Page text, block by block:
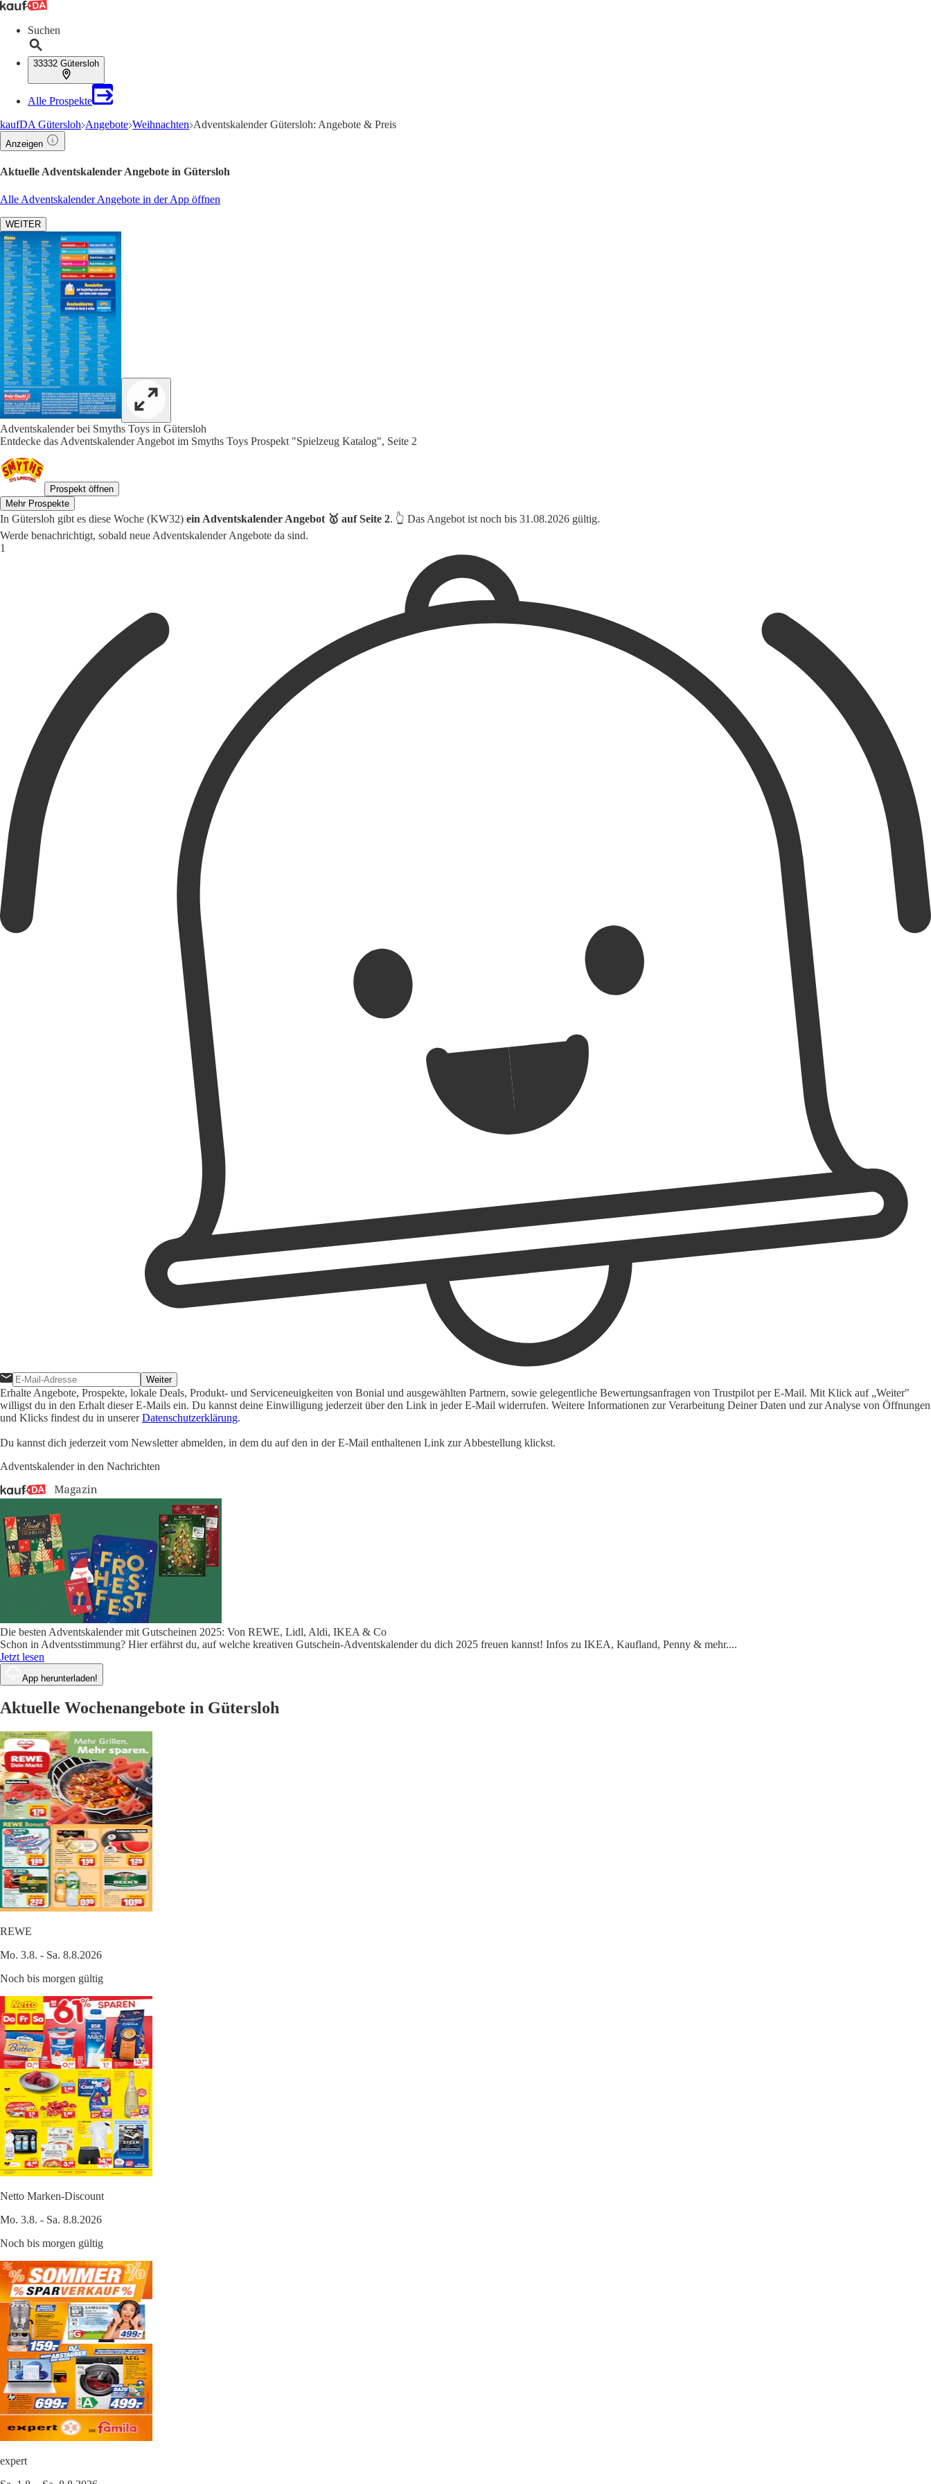
Suchen
33332 Gütersloh
Alle Prospekte
kaufDA Gütersloh Angebote Weihnachten Adventskalender Gütersloh: Angebote & Preis
Anzeigen
Aktuelle Adventskalender Angebote in Gütersloh
Alle Adventskalender Angebote in der App öffnen
WEITER
Adventskalender bei Smyths Toys in Gütersloh
Entdecke das Adventskalender Angebot im Smyths Toys Prospekt "Spielzeug Katalog", Seite 2
Prospekt öffnen
Mehr Prospekte
In Gütersloh gibt es diese Woche (KW32) ein Adventskalender Angebot 🥇 auf Seite 2. 👆 Das Angebot ist noch bis 31.08.2026 gültig.
Werde benachrichtigt, sobald neue Adventskalender Angebote da sind.
Weiter
Erhalte Angebote, Prospekte, lokale Deals, Produkt- und Serviceneuigkeiten von Bonial und ausgewählten Partnern, sowie gelegentliche Bewertungsanfragen von Trustpilot per E-Mail. Mit Klick auf „Weiter"
willigst du in den Erhalt dieser E-Mails ein. Du kannst deine Einwilligung jederzeit über den Link in jeder E-Mail widerrufen. Weitere Informationen zur Verarbeitung Deiner Daten und zur Analyse von Öffnungen
und Klicks findest du in unsererDatenschutzerklärung.
Du kannst dich jederzeit vom Newsletter abmelden, in dem du auf den in der E-Mail enthaltenen Link zur Abbestellung klickst.
Adventskalender in den Nachrichten
Die besten Adventskalender mit Gutscheinen 2025: Von REWE, Lidl, Aldi, IKEA & Co
Schon in Adventsstimmung? Hier erfährst du, auf welche kreativen Gutschein-Adventskalender du dich 2025 freuen kannst! Infos zu IKEA, Kaufland, Penny & mehr....
Jetzt lesen
App herunterladen!
Aktuelle Wochenangebote in Gütersloh
REWE
Mo. 3.8. - Sa. 8.8.2026
Noch bis morgen gültig
Netto Marken-Discount
Mo. 3.8. - Sa. 8.8.2026
Noch bis morgen gültig
expert